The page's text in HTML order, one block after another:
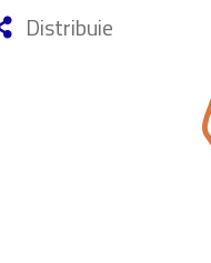
Distribuie